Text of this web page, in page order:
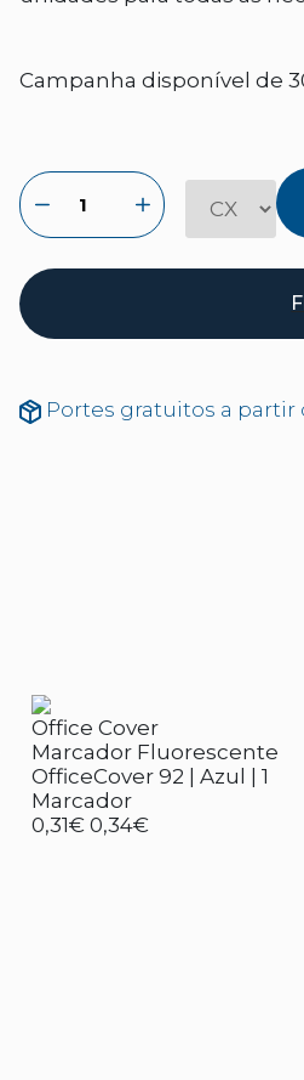
Campanha disponível de
Portes gratuitos a partir
Office Cover
Marcador Fluorescente
OfficeCover 92 | Azul | 1
Marcador
0,31€ 0,34€